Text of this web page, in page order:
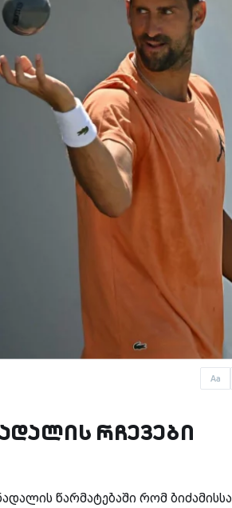
Aa
რჩევები
წარმატებაში რომ ბიძამისსა